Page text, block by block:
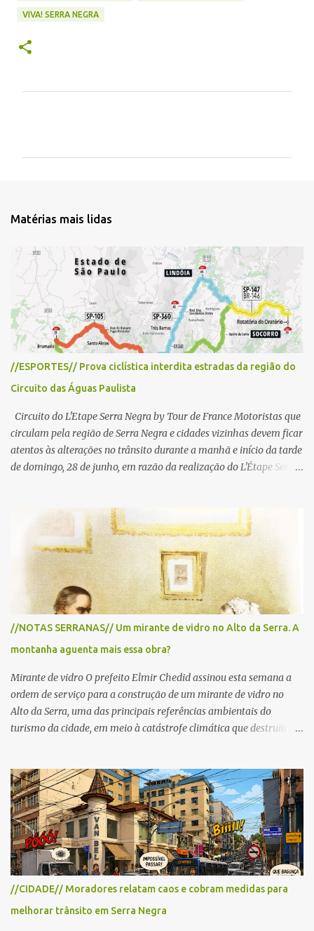
VIVA! SERRA NEGRA
t
i
o
s
Matérias mais lidas
//ESPORTES// Prova ciclística interdita estradas da região do
Circuito das Águas Paulista
Circuito do L'Etape Serra Negra by Tour de France Motoristas que
circulam pela região de Serra Negra e cidades vizinhas devem ficar
atentos às alterações no trânsito durante a manhã e início da tarde
de domingo, 28 de junho, em razão da realização do L'Étape Serra
reunirá atletas de diferentes regiões do país e terá percursos
passando pelos municípios de Serra Negra, Amparo, Monte Alegre
do Sul, Lindoia e Socorro. Para garantir a segurança dos
participantes e do público, diversos trechos de rodovias e estradas
da região serão interditados temporariamente ao longo da prova.
A largada será na Rua Coronel Pedro Penteado, em Serra Negra,
para cerca de 2.000 ciclistas, às 6h30. De acordo com o
cronograma da organização e de todas as prefeituras envolvidas,
as interdições ocorrerão de forma programada e os trechos serão
//NOTAS SERRANAS// Um mirante de vidro no Alto da Serra. A
montanha aguenta mais essa obra?
Mirante de vidro O prefeito Elmir Chedid assinou esta semana a
ordem de serviço para a construção de um mirante de vidro no
Alto da Serra, uma das principais referências ambientais do
turismo da cidade, em meio à catástrofe climática que destruiu o
ambiental nas políticas públicas. Preservação permanente O Alto
da Serra está localizado em uma das Áreas de Preservação
Permanente no município, chamadas de APP no Código Florestal
Brasileiro, Lei nº 12.651/12. As APPS são protegidas com a função
ambiental de preservar os recursos hídricos, a paisagem, a
proteção do solo e a biodiversidade para assegurar a qualidade de
vida da população. No local já estão instaladas torres de
transmissão de televisão e telefonia celular, contêineres de uso
comercial, sanitário público, pequenas construções e uma rampa
//CIDADE// Moradores relatam caos e cobram medidas para
melhorar trânsito em Serra Negra